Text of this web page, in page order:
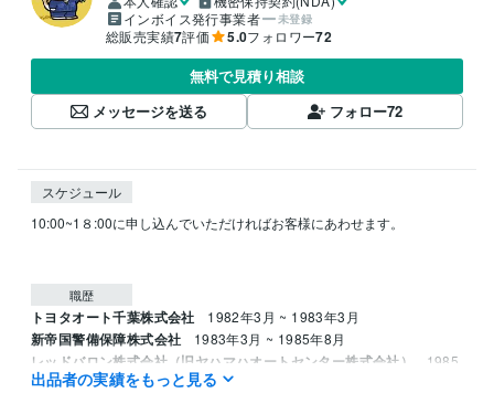
インボイス発行事業者
未登録
総販売実績7評価 5.0フォロワー72
無料で見積り相談
メッセージを送る
フォロー72
スケジュール
10:00~1８:00に申し込んでいただければお客様にあわせます。
職歴
トヨタオート千葉株式会社 1982年3月 ~ 1983年3月
新帝国警備保障株式会社 1983年3月 ~ 1985年8月
レッドバロン株式会社（旧ヤハマハオートセンター株式会社）
1985
年8月 ~ 1995年8月
出品者の実績をもっと見る